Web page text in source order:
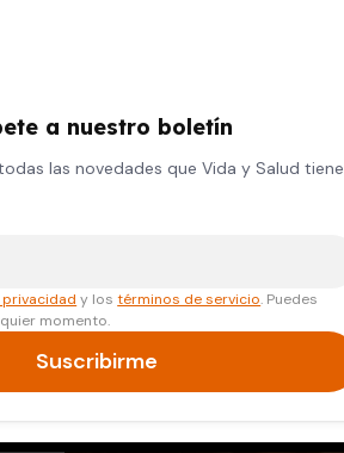
a nuestro boletín
las novedades que Vida y Salud tiene
y lostérminos de servicio. Puedes
momento.
Suscribirme